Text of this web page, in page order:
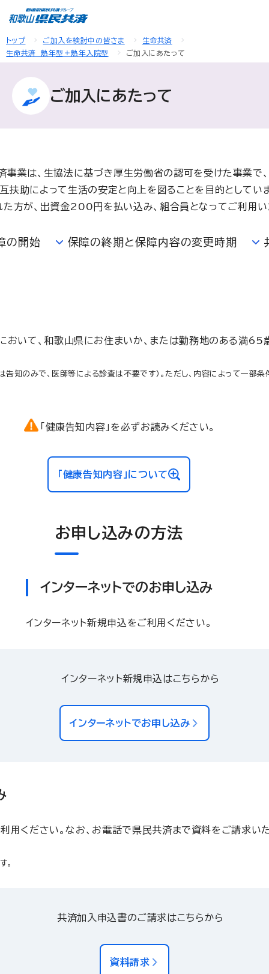
トップ ご加入を検討中の皆さま
生命共済
生命共済 熟年型＋熟年入院型
ご加入にあたって
ご加入にあたって
事業は、生協法に基づき厚生労働省の認可を受けた事業で、
扶助によって生活の安定と向上を図ることを目的としてい
方が、出資金200円を払い込み、組合員となってご利用い
の開始 保障の終期と保障内容の変更時期
おいて、和歌山県にお住まいか、または勤務地のある満
告知のみで、医師等による診査は不要です）。ただし、内容によって一
「健康告知内容」を必ずお読みください。
「健康告知内容」について
お申し込みの方法
インターネットでのお申し込み
インターネット新規申込をご利用ください。
インターネット新規申込はこちらから
インターネットでお申し込み
用ください。なお、お電話で県民共済まで資料をご請求い
。
共済加入申込書のご請求はこちらから
資料請求